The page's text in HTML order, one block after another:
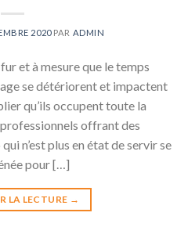
2020PAR ADMIN
et à mesure que le temps
se détériorent et impactent
qu’ils occupent toute la
offrant des
n’est plus en état de servir se
pour […]
LA LECTURE →